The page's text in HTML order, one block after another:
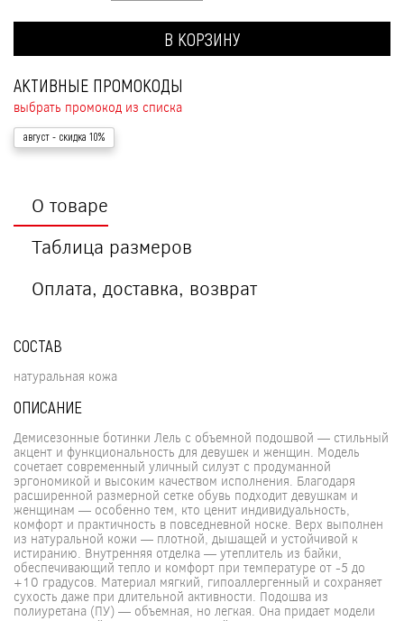
В КОРЗИНУ
АКТИВНЫЕ ПРОМОКОДЫ
выбрать промокод из списка
август - скидка 10%
О товаре
Таблица размеров
Оплата, доставка, возврат
СОСТАВ
натуральная кожа
ОПИСАНИЕ
Демисезонные ботинки Лель с объемной подошвой — стильный
акцент и функциональность для девушек и женщин. Модель
сочетает современный уличный силуэт с продуманной
эргономикой и высоким качеством исполнения. Благодаря
расширенной размерной сетке обувь подходит девушкам и
женщинам — особенно тем, кто ценит индивидуальность,
комфорт и практичность в повседневной носке. Верх выполнен
из натуральной кожи — плотной, дышащей и устойчивой к
истиранию. Внутренняя отделка — утеплитель из байки,
обеспечивающий тепло и комфорт при температуре от -5 до
+10 градусов. Материал мягкий, гипоаллергенный и сохраняет
сухость даже при длительной активности. Подошва из
полиуретана (ПУ) — объемная, но легкая. Она придает модели